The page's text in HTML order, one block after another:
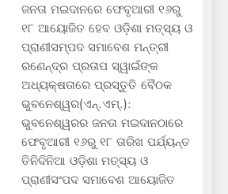
ଜନତା ମଇଦାନରେ ଫେବୃଆରୀ ୧୬ରୁ
୧୮ ଆୟୋଜିତ ହେବ ଓଡ଼ିଶା ମତ୍ସ୍ୟ ଓ
ପ୍ରାଣୀସମ୍ପଦ ସମାବେଶ ମନ୍ତ୍ରୀ
ରଣେନ୍ଦ୍ର ପ୍ରତାପ ସ୍ୱାଇଁଙ୍କ
ଅଧ୍ୟକ୍ଷତାରେ ପ୍ରସ୍ତୁତି ବୈଠକ
ଭୁବନେଶ୍ୱର(ଏନ୍‌.ଏମ୍‌.):
ଭୁବନେଶ୍ୱରର ଜନତା ମଇଦାନଠାରେ
ଫେବୃଆରୀ ୧୬ରୁ ୧୮ ତାରିଖ ପର୍ଯ୍ୟନ୍ତ
ତିନିଦିନିଆ ଓଡ଼ିଶା ମତ୍ସ୍ୟ ଓ
ପ୍ରାଣୀସଂପଦ ସମାବେଶ ଆୟୋଜିତ